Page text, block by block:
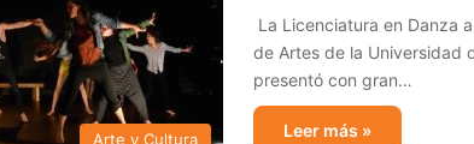
Arte y Cultura
La Licenciatura en Danza
de Artes de la Universidad
presentó con gran…
Leer más »